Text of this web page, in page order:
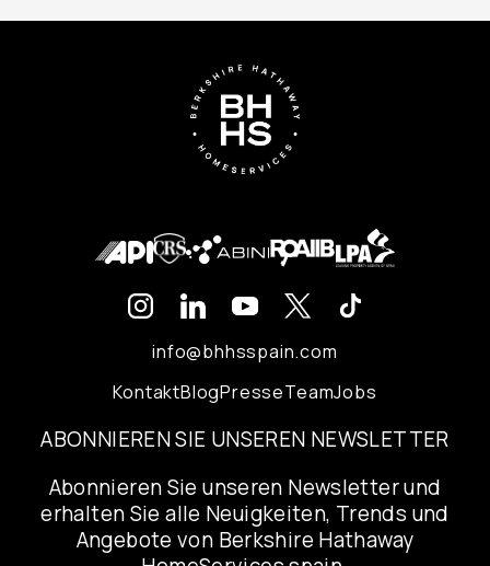
info@bhhsspain.com
KontaktBlogPresseTeamJobs
ABONNIEREN SIE UNSEREN NEWSLETTER
Abonnieren Sie unseren Newsletter und
erhalten Sie alle Neuigkeiten, Trends und
Angebote von Berkshire Hathaway